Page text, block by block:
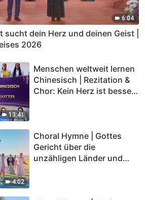
6:04
sucht dein Herz und deinen Geist |
2026
13:41
Menschen weltweit lernen
Chinesisch | Rezitation &
Chor: Kein Herz ist besser
4:02
Choral Hymne | Gottes
Gericht über die
unzähligen Länder und